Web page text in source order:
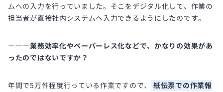
ムへの入力を行っていました。そこをデジタル化して、作業の
担当者が直接社内システムへ入力できるようにしたのです。
―――業務効率化やペーパーレス化などで、かなりの効果があ
ったのではないですか？
年間で5万件程度行っている作業ですので、
紙伝票での作業報